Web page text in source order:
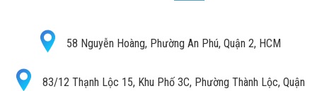
58 Nguyễn Hoàng, Phường An Phú, Quận 2, HCM
83/12 Thạnh Lộc 15, Khu Phố 3C, Phường Thành Lộc, Quận